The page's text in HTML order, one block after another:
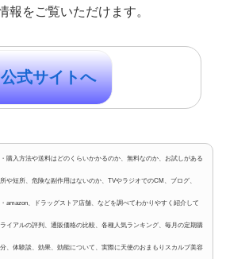
報をご覧いただけます。
公式サイトへ
購入方法や送料はどのくらいかかるのか、無料なのか、お試しがある
や短所、危険な副作用はないのか、TVやラジオでのCM、ブログ、
amazon、ドラッグストア店舗、などを調べてわかりやすく紹介して
イアルの評判、通販価格の比較、各種人気ランキング、毎月の定期購
、体験談、効果、効能について、実際に天使のおまもりスカルプ美容